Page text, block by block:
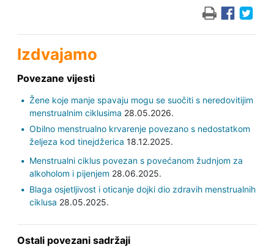
Izdvajamo
Povezane vijesti
Žene koje manje spavaju mogu se suočiti s neredovitijim
menstrualnim ciklusima 28.05.2026.
Obilno menstrualno krvarenje povezano s nedostatkom
željeza kod tinejdžerica 18.12.2025.
Menstrualni ciklus povezan s povećanom žudnjom za
alkoholom i pijenjem 28.06.2025.
Blaga osjetljivost i oticanje dojki dio zdravih menstrualnih
ciklusa 28.05.2025.
Ostali povezani sadržaji